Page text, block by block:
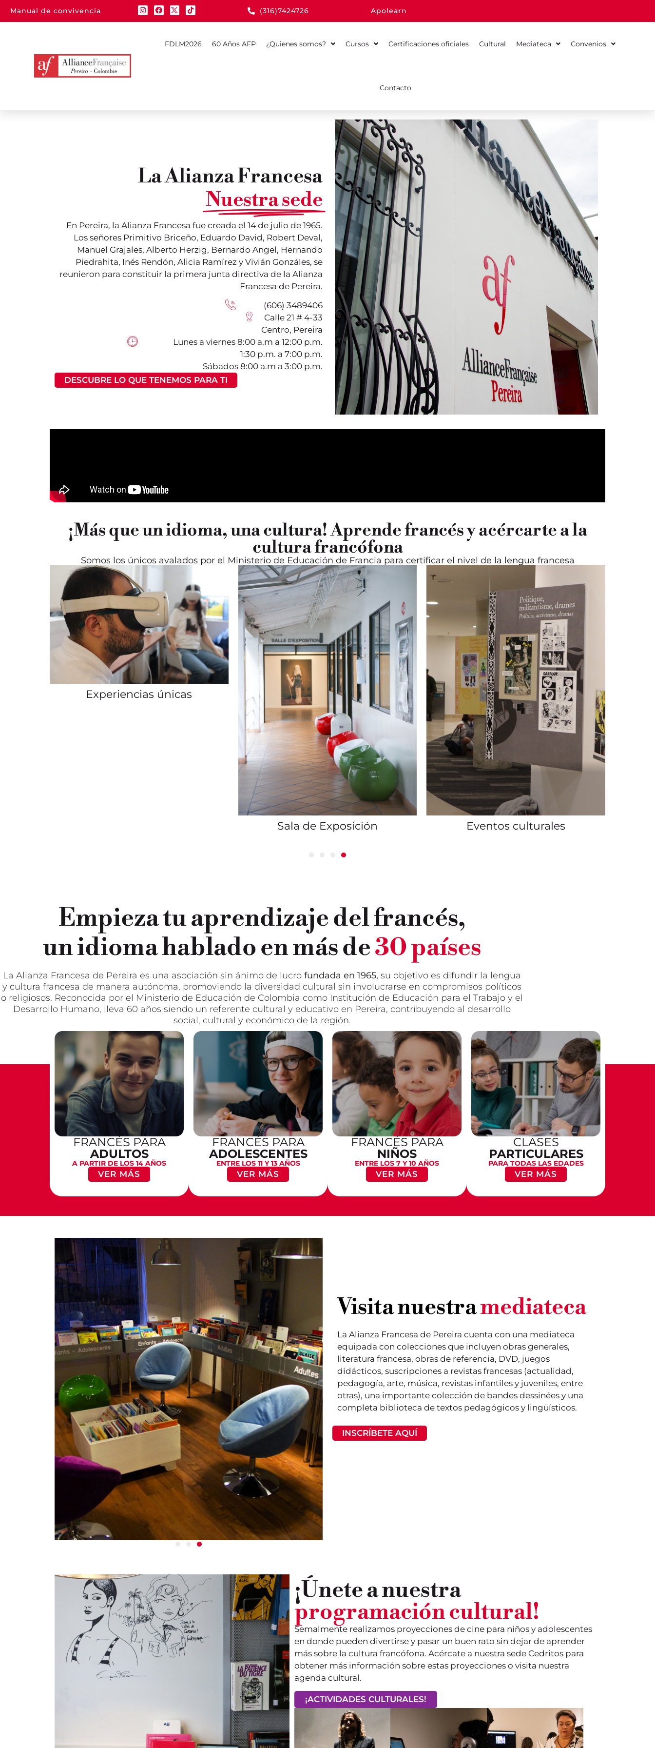
Manual de convivencia (316)7424726 Apolearn
FDLM2026 60 Años AFP ¿Quienes somos? Cursos Certificaciones oficiales Cultural Mediateca Convenios
Contacto
La Alianza Francesa
Nuestra sede
En Pereira, la Alianza Francesa fue creada el 14 de julio de 1965.
Los señores Primitivo Briceño, Eduardo David, Robert Deval,
Manuel Grajales, Alberto Herzig, Bernardo Angel, Hernando
Piedrahita, Inés Rendón, Alicia Ramírez y Vivián Gonzáles, se
reunieron para constituir la primera junta directiva de la Alianza
Francesa de Pereira.
(606) 3489406
Calle 21 # 4-33
Centro, Pereira
Lunes a viernes 8:00 a.m a 12:00 p.m.
1:30 p.m. a 7:00 p.m.
Sábados 8:00 a.m a 3:00 p.m.
DESCUBRE LO QUE TENEMOS PARA TI
¡Más que un idioma, una cultura! Aprende francés y acércarte a la
cultura francófona
Somos los únicos avalados por el Ministerio de Educación de Francia para certificar el nivel de la lengua francesa
Eventos culturales
Empieza tu aprendizaje del francés,
un idioma hablado en más de30 países
La Alianza Francesa de Pereira es una asociación sin ánimo de lucrofundada en 1965,su objetivo es difundir la lengua
y cultura francesa de manera autónoma, promoviendo la diversidad cultural sin involucrarse en compromisos políticos
o religiosos. Reconocida por el Ministerio de Educación de Colombia como Institución de Educación para el Trabajo y el
Desarrollo Humano, lleva 60 años siendo un referente cultural y educativo en Pereira, contribuyendo al desarrollo
social, cultural y económico de la región.
FRANCÉS PARA
ADULTOS
A PARTIR DE LOS 14 AÑOS
VER MÁS
FRANCÉS PARA
ADOLESCENTES
ENTRE LOS 11 Y 13 AÑOS
VER MÁS
FRANCÉS PARA
NIÑOS
ENTRE LOS 7 Y 10 AÑOS
VER MÁS
CLASES
PARTICULARES
PARA TODAS LAS EDADES
VER MÁS
Visita nuestramediateca
La Alianza Francesa de Pereira cuenta con una mediateca
equipada con colecciones que incluyen obras generales,
literatura francesa, obras de referencia, DVD, juegos
didácticos, suscripciones a revistas francesas (actualidad,
pedagogía, arte, música, revistas infantiles y juveniles, entre
otras), una importante colección de bandes dessinées y una
completa biblioteca de textos pedagógicos y lingüísticos.
INSCRÍBETE AQUÍ
¡Únete a nuestra
programación cultural!
Semalmente realizamos proyecciones de cine para niños y adolescentes
en donde pueden divertirse y pasar un buen rato sin dejar de aprender
más sobre la cultura francófona. Acércate a nuestra sede Cedritos para
obtener más información sobre estas proyecciones o visita nuestra
agenda cultural.
¡ACTIVIDADES CULTURALES!